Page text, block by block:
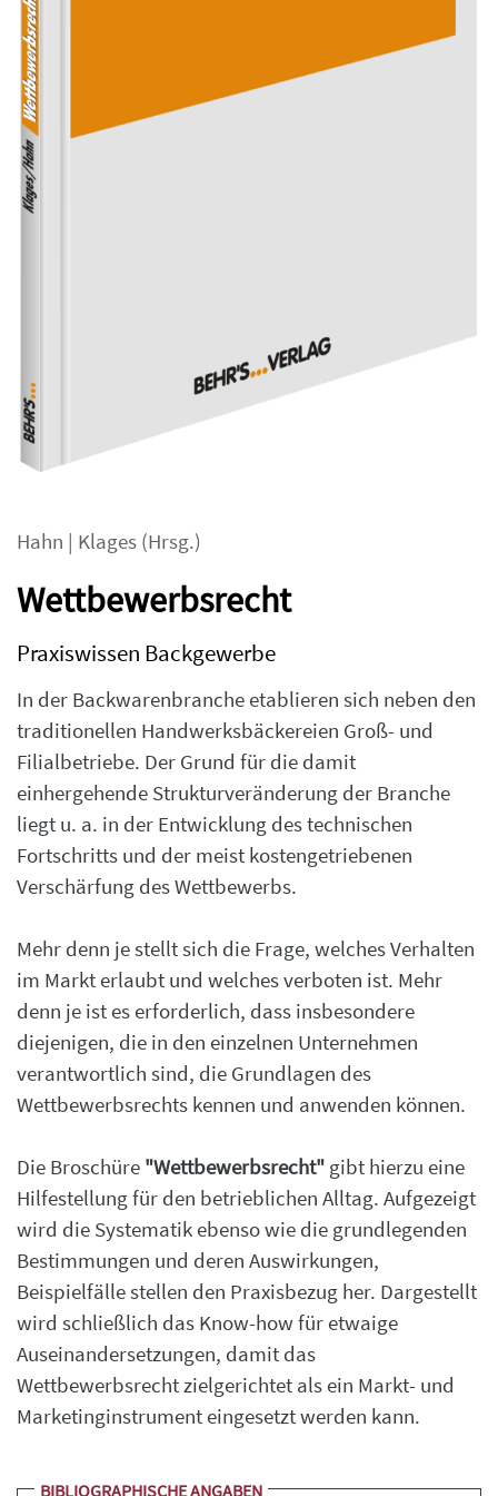
Hahn | Klages (Hrsg.)
Wettbewerbsrecht
Praxiswissen Backgewerbe
In der Backwarenbranche etablieren sich neben den
traditionellen Handwerksbäckereien Groß- und
Filialbetriebe. Der Grund für die damit
einhergehende Strukturveränderung der Branche
liegt u. a. in der Entwicklung des technischen
Fortschritts und der meist kostengetriebenen
Verschärfung des Wettbewerbs.
Mehr denn je stellt sich die Frage, welches Verhalten
im Markt erlaubt und welches verboten ist. Mehr
denn je ist es erforderlich, dass insbesondere
diejenigen, die in den einzelnen Unternehmen
verantwortlich sind, die Grundlagen des
Wettbewerbsrechts kennen und anwenden können.
Die Broschüre "Wettbewerbsrecht" gibt hierzu eine
Hilfestellung für den betrieblichen Alltag. Aufgezeigt
wird die Systematik ebenso wie die grundlegenden
Bestimmungen und deren Auswirkungen,
Beispielfälle stellen den Praxisbezug her. Dargestellt
wird schließlich das Know-how für etwaige
Auseinandersetzungen, damit das
Wettbewerbsrecht zielgerichtet als ein Markt- und
Marketinginstrument eingesetzt werden kann.
BIBLIOGRAPHISCHE ANGABEN